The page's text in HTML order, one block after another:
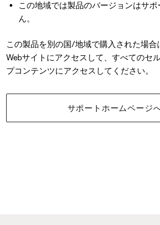
この地域では製品のバージョンはサ
ん。
この製品を別の国/地域で購入された場合
Webサイトにアクセスして、すべてのセ
プコンテンツにアクセスしてください。
サポートホームページ